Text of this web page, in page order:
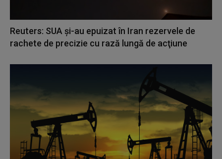
Reuters: SUA şi-au epuizat în Iran rezervele de
rachete de precizie cu rază lungă de acţiune